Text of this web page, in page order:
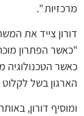
מרכזיות ".
דורון צייד את
כאשר
הארגון בשל לקלוט
ומוסיף דורון,